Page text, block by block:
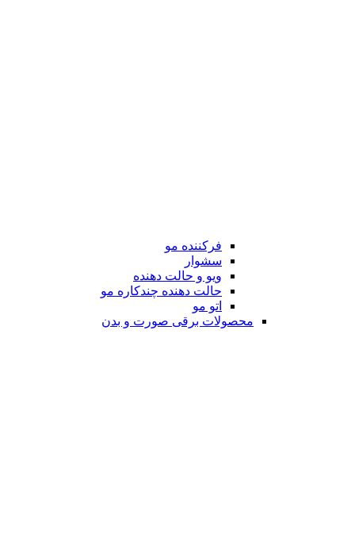
فرکننده مو
سشوار
ویو و حالت دهنده
حالت دهنده چندکاره مو
اتو مو
محصولات برقی صورت و بدن